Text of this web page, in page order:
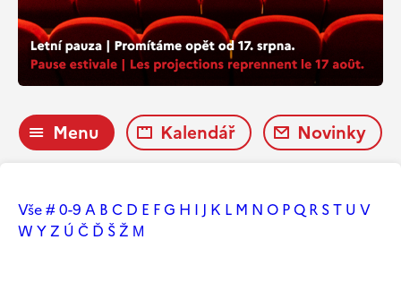
Menu Kalendář Novinky
Vše# 0-9 A B C D E FG H I J K L M N O PQ R ST U V
W YZ Ú Č Ď ŠŽ М